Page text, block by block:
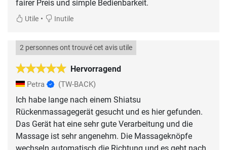
fairer Preis und simple Bedienbarkeit.
Utile • Inutile
Hervorragend
2 personnes ont trouvé cet avis utile
Petra (TW-BACK)
Ich habe lange nach einem Shiatsu
Rückenmassagegerät gesucht und es hier gefunden.
Das Gerät hat eine sehr gute Verarbeitung und die
Massage ist sehr angenehm. Die Massageknöpfe